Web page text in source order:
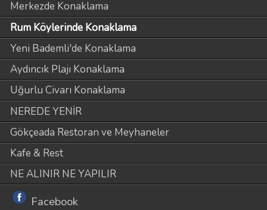
Merkezde Konaklama
Rum Köylerinde Konaklama
Yeni Bademli'de Konaklama
Aydıncık Plajı Konaklama
Uğurlu Civarı Konaklama
NEREDE YENİR
Gökçeada Restoran ve Meyhaneler
Kafe & Rest
NE ALINIR NE YAPILIR
Facebook